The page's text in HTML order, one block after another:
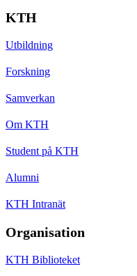
KTH
Utbildning
Forskning
Samverkan
Om KTH
Student på KTH
Alumni
KTH Intranät
Organisation
KTH Biblioteket